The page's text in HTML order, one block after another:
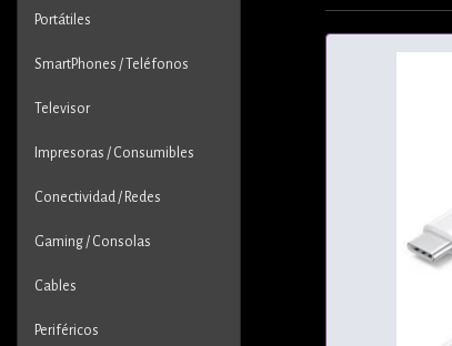
Portátiles
SmartPhones / Teléfonos
Televisor
Impresoras / Consumibles
Conectividad / Redes
Gaming / Consolas
Cables
Periféricos